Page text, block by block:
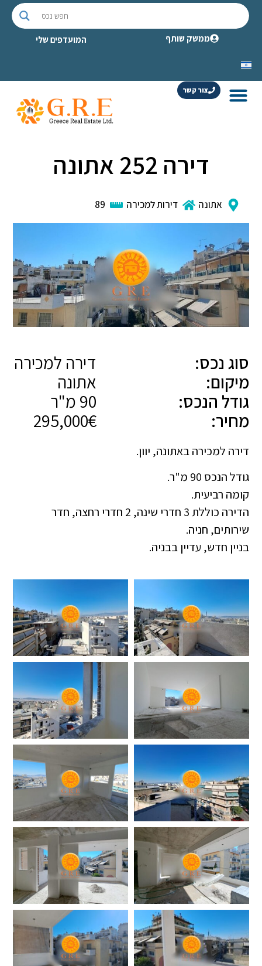
ממשק שותף המועדפים שלי
צור קשר
דירה 252 אתונה
אתונה דירות למכירה 89
סוג נכס:
דירה למכירה
מיקום:
אתונה
גודל הנכס:
מחיר:
295,000€
דירה למכירה באתונה, יוון.
גודל הנכס 90 מ"ר.
קומה רביעית.
הדירה כוללת 3 חדרי שינה, 2 חדרי רחצה, חדר
שירותים, חניה.
בניין חדש, עדיין בבניה.